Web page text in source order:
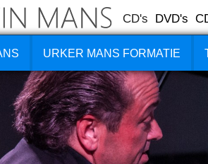
CD's DVD's
URKER MANS FORMATIE